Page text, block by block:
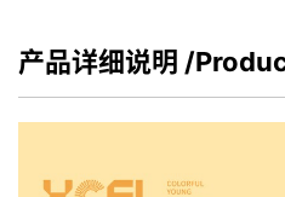
产品详细说明 /